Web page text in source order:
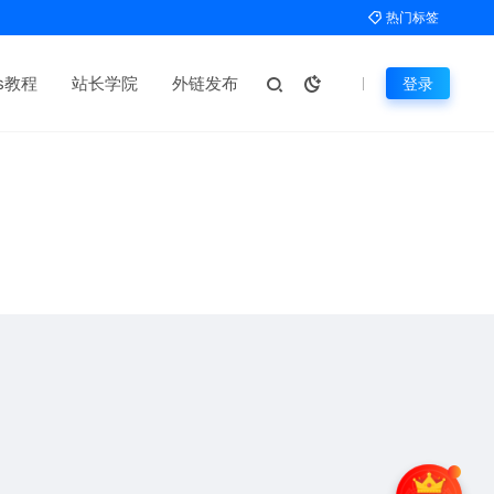
热门标签
程 站长学院 外链发布 登录